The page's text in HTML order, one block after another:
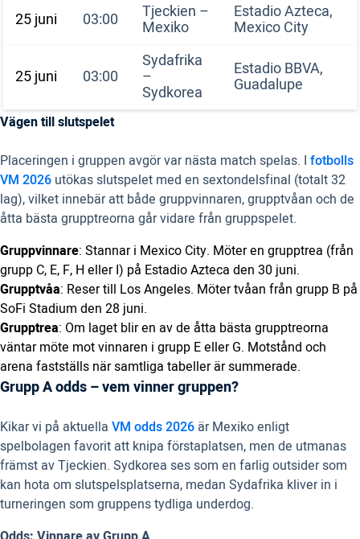
25 juni
03:00 Tjeckien –
Mexiko
Estadio Azteca,
Mexico City
25 juni 03:00
Sydafrika
–
Sydkorea
Estadio BBVA,
Guadalupe
Vägen till slutspelet
Placeringen i gruppen avgör var nästa match spelas. I fotbolls
VM 2026 utökas slutspelet med en sextondelsfinal (totalt 32
lag), vilket innebär att både gruppvinnaren, grupptvåan och de
åtta bästa grupptreorna går vidare från gruppspelet.
Gruppvinnare: Stannar i Mexico City. Möter en grupptrea (från
grupp C, E, F, H eller I) på Estadio Azteca den 30 juni.
Grupptvåa: Reser till Los Angeles. Möter tvåan från grupp B på
SoFi Stadium den 28 juni.
Grupptrea: Om laget blir en av de åtta bästa grupptreorna
väntar möte mot vinnaren i grupp E eller G. Motstånd och
arena fastställs när samtliga tabeller är summerade.
Grupp A odds – vem vinner gruppen?
Kikar vi på aktuella VM odds 2026 är Mexiko enligt
spelbolagen favorit att knipa förstaplatsen, men de utmanas
främst av Tjeckien. Sydkorea ses som en farlig outsider som
kan hota om slutspelsplatserna, medan Sydafrika kliver in i
turneringen som gruppens tydliga underdog.